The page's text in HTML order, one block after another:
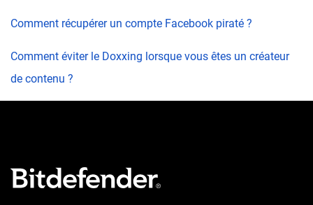
Comment récupérer un compte Facebook piraté ?
Comment éviter le Doxxing lorsque vous êtes un créateur
de contenu ?